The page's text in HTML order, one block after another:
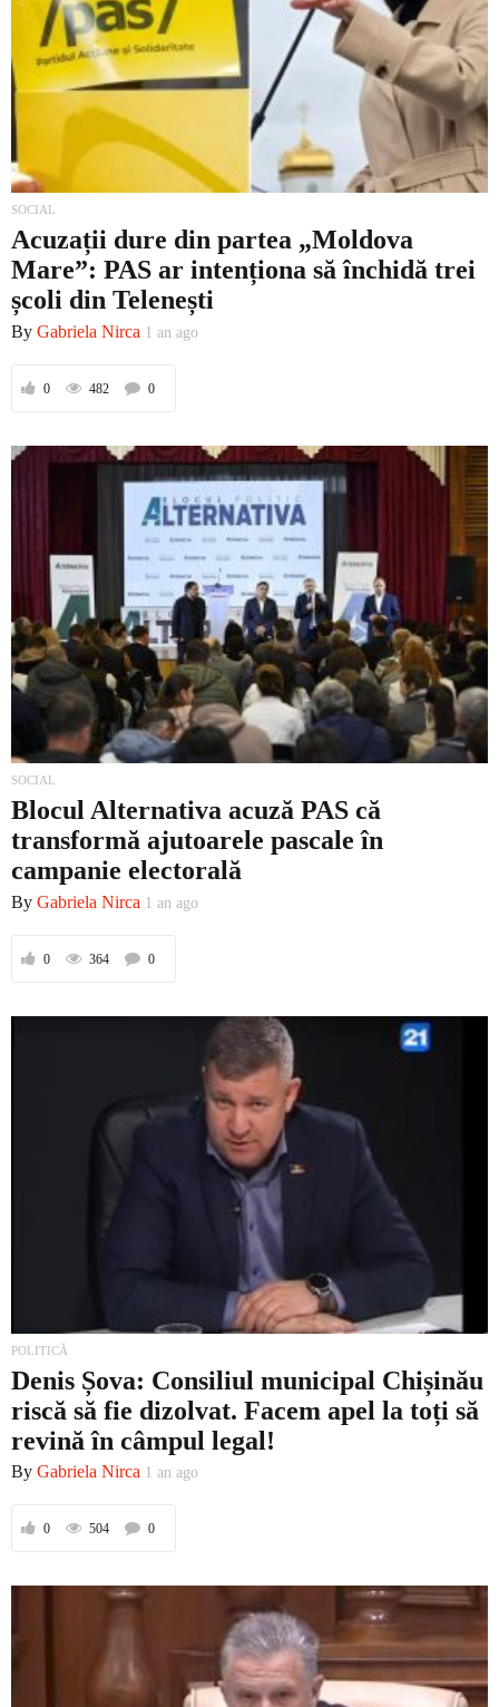
SOCIAL
Acuzații dure din partea „Moldova
Mare”: PAS ar intenționa să închidă trei
școli din Telenești
By Gabriela Nirca 1 an ago
0 482 0
SOCIAL
Blocul Alternativa acuză PAS că
transformă ajutoarele pascale în
campanie electorală
By Gabriela Nirca 1 an ago
0 364 0
POLITICĂ
Denis Șova: Consiliul municipal Chișinău
riscă să fie dizolvat. Facem apel la toți să
revină în câmpul legal!
By Gabriela Nirca 1 an ago
0 504 0